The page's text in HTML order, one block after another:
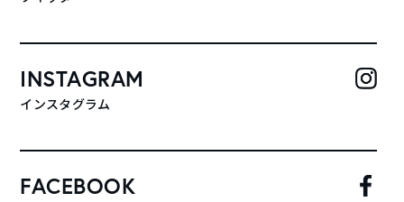
INSTAGRAM
インスタグラム
FACEBOOK